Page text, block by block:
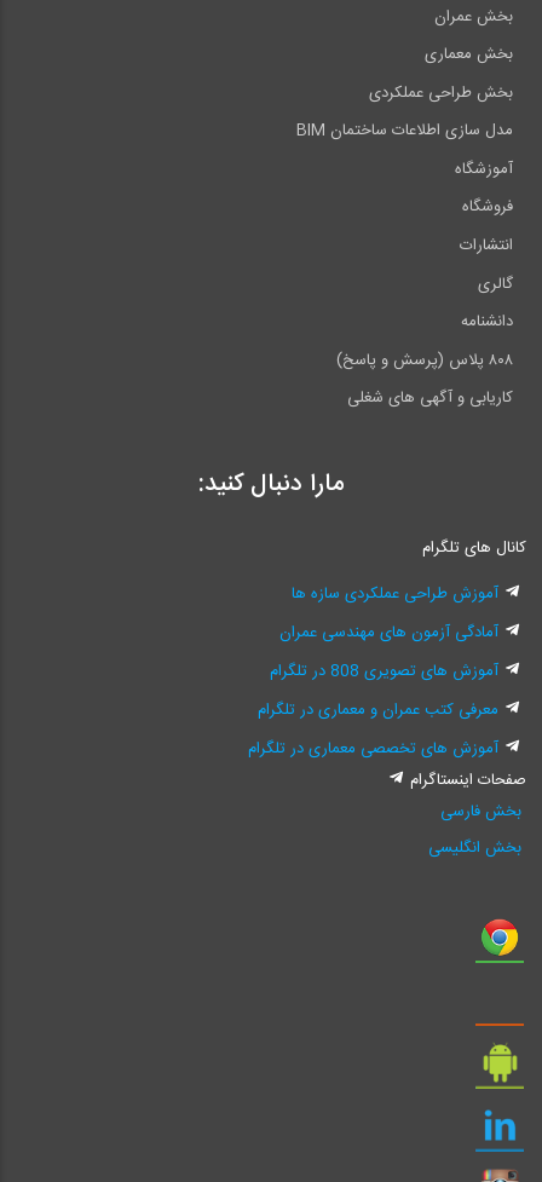
بخش عمران
بخش معماری
بخش طراحی عملکردی
مدل سازی اطلاعات ساختمان BIM
آموزشگاه
فروشگاه
انتشارات
گالری
دانشنامه
۸۰۸ پلاس (پرسش و پاسخ)
کاریابی و آگهی های شغلی
مارا دنبال کنید:
کانال های تلگرام
آموزش طراحی عملکردی سازه ها
آمادگی آزمون های مهندسی عمران
آموزش های تصویری 808 در تلگرام
معرفی کتب عمران و معماری در تلگرام
آموزش های تخصصی معماری در تلگرام
صفحات اینستاگرام
بخش فارسی
بخش انگلیسی